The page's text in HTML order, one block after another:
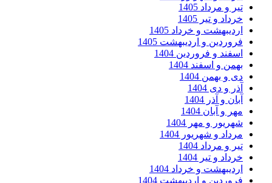
تیر و مرداد 1405
خرداد و تیر 1405
اردیبهشت و خرداد 1405
فروردین و اردیبهشت 1405
اسفند و فروردین 1404
بهمن و اسفند 1404
دی و بهمن 1404
آذر و دی 1404
آبان و آذر 1404
مهر و آبان 1404
شهریور و مهر 1404
مرداد و شهریور 1404
تیر و مرداد 1404
خرداد و تیر 1404
اردیبهشت و خرداد 1404
فروردین و اردیبهشت 1404